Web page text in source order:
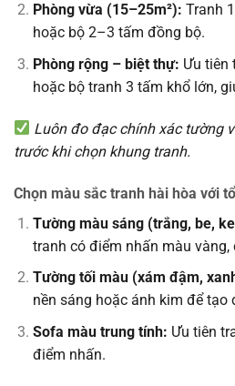
Phòng vừa (15–25m²): Tranh
hoặc bộ 2–3 tấm đồng bộ.
Phòng rộng – biệt thự: Ưu tiên
hoặc bộ tranh 3 tấm khổ lớn,
Luôn đo đạc chính xác tường
trước khi chọn khung tranh.
Chọn màu sắc tranh hài hòa với
Tường màu sáng (trắng, be,
tranh có điểm nhấn màu vàng,
Tường tối màu (xám đậm,
nền sáng hoặc ánh kim để tạo
Sofa màu trung tính: Ưu tiên
điểm nhấn.